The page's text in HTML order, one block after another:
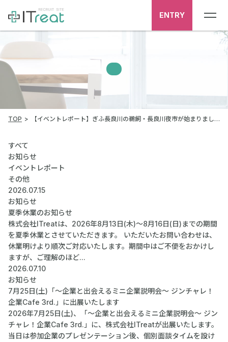
ENTRY
TOP 【イベントレポート】ぎふ長良川の鵜飼・長良川夜市が始まりました！
すべて
お知らせ
イベントレポート
その他
2026.07.15
お知らせ
夏季休業のお知らせ
株式会社ITreatは、2026年8月13日(木)～8月16日(日)までの期間
を夏季休業とさせていただきます。 いただいたお問い合わせは、
休業明けより順次ご対応いたします。期間中はご不便をおかけし
ますが、ご理解のほど...
2026.07.10
お知らせ
7月25日(土)「～企業と出会えるミニ企業説明会～ ジンチャレ！
企業Cafe 3rd.」に出展いたします
2026年7月25日(土)、「～企業と出会えるミニ企業説明会～ ジン
チャレ！企業Cafe 3rd.」に、株式会社ITreatが出展いたします。
当日は参加企業のプレゼンテーション後、個別面談タイムを設け